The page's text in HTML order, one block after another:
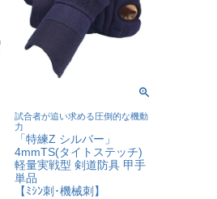
試合者が追い求める圧倒的な機動
力
「特練Z シルバー」
4mmTS(タイトステッチ)
軽量実戦型 剣道防具 甲手
単品
【ﾐｼﾝ刺･機械刺】